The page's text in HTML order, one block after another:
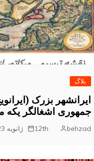
بلاگ
ایرانشهر بزرک
جمهوری اشغالگر یکه
behzad 12th ژانویه 2023